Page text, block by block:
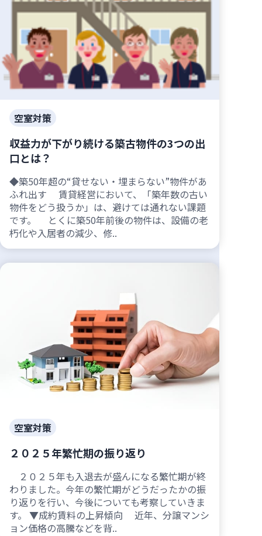
空室対策
収益力が下がり続ける築古物件の3つの出
口とは？
◆築50年超の“貸せない・埋まらない”物件があ
ふれ出す 賃貸経営において、「築年数の古い
物件をどう扱うか」は、避けては通れない課題
です。 とくに築50年前後の物件は、設備の老
朽化や入居者の減少、修..
空室対策
２０２５年繁忙期の振り返り
２０２５年も入退去が盛んになる繁忙期が終
わりました。今年の繁忙期がどうだったかの振
り返りを行い、今後についても考察していきま
す。 ▼成約賃料の上昇傾向 近年、分譲マンシ
ョン価格の高騰などを背..